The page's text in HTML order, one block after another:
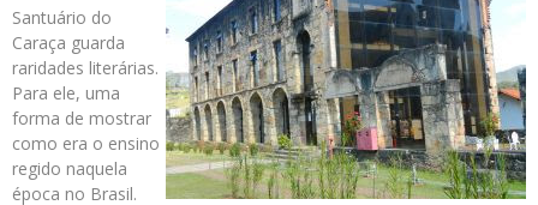
Santuário do
Caraça guarda
raridades literárias.
Para ele, uma
forma de mostrar
como era o ensino
regido naquela
época no Brasil.